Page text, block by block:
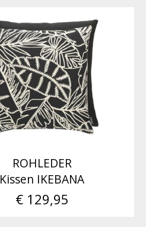
ROHLEDER
Kissen IKEBANA
€ 129,95